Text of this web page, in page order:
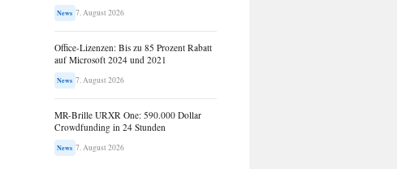
News 7. August 2026
Office-Lizenzen: Bis zu 85 Prozent Rabatt
auf Microsoft 2024 und 2021
News 7. August 2026
MR-Brille URXR One: 590.000 Dollar
Crowdfunding in 24 Stunden
News 7. August 2026